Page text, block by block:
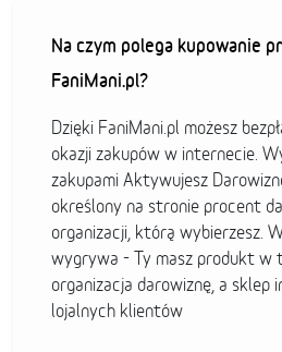
Na czym polega kupowanie
FaniMani.pl?
Dzięki FaniMani.pl możesz
okazji zakupów w internecie.
zakupami Aktywujesz
określony na stronie procent
organizacji, którą wybierzesz.
wygrywa - Ty masz produkt w
organizacja darowiznę, a
lojalnych klientów